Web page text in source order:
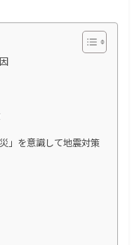
」を意識して地震対策